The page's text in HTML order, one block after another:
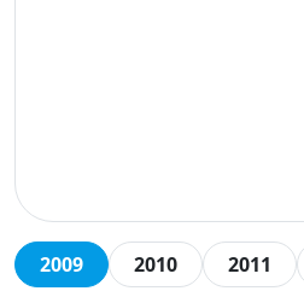
2009 2010 2011